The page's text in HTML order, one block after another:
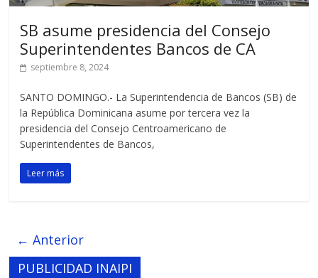
SB asume presidencia del Consejo
Superintendentes Bancos de CA
septiembre 8, 2024
SANTO DOMINGO.- La Superintendencia de Bancos (SB) de
la República Dominicana asume por tercera vez la
presidencia del Consejo Centroamericano de
Superintendentes de Bancos,
Leer más
← Anterior
PUBLICIDAD INAIPI